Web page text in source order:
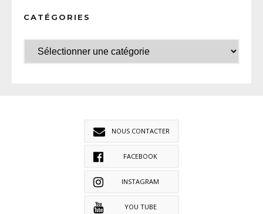
CATÉGORIES
NOUS CONTACTER
FACEBOOK
INSTAGRAM
YOU TUBE